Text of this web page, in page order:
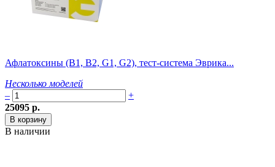
Афлатоксины (В1, В2, G1, G2), тест-система Эврика...
Несколько моделей
–
+
25095 р.
В наличии